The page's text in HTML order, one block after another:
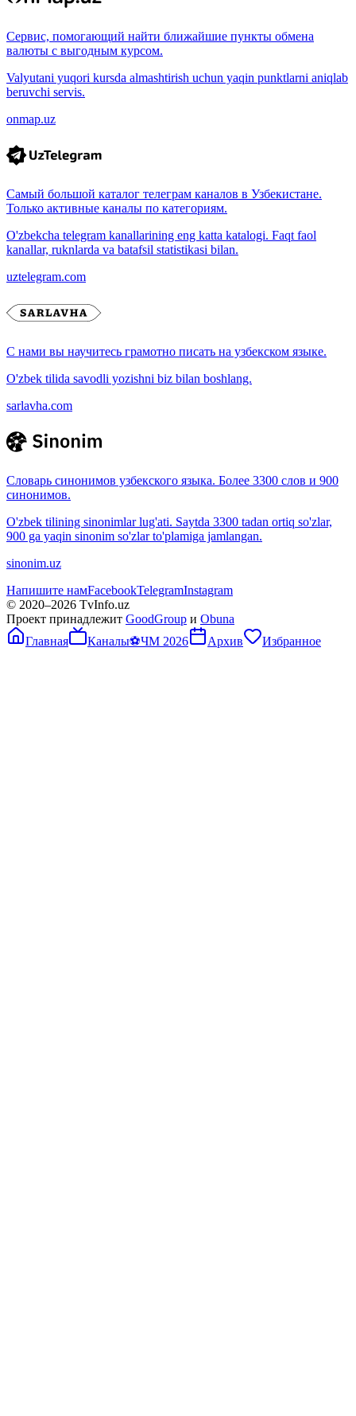
Сервис, помогающий найти ближайшие пункты обмена
валюты с выгодным курсом.
Valyutani yuqori kursda almashtirish uchun yaqin punktlarni aniqlab
beruvchi servis.
onmap.uz
Самый большой каталог телеграм каналов в Узбекистане.
Только активные каналы по категориям.
O'zbekcha telegram kanallarining eng katta katalogi. Faqt faol
kanallar, ruknlarda va batafsil statistikasi bilan.
uztelegram.com
С нами вы научитесь грамотно писать на узбекском языке.
O'zbek tilida savodli yozishni biz bilan boshlang.
sarlavha.com
Словарь синонимов узбекского языка. Более 3300 слов и 900
синонимов.
O'zbek tilining sinonimlar lug'ati. Saytda 3300 tadan ortiq so'zlar,
900 ga yaqin sinonim so'zlar to'plamiga jamlangan.
sinonim.uz
Напишите намFacebookTelegramInstagram
© 2020–2026 TvInfo.uz
Проект принадлежит GoodGroup и Obuna
Главная
Каналы⚽ЧМ 2026 Архив Избранное